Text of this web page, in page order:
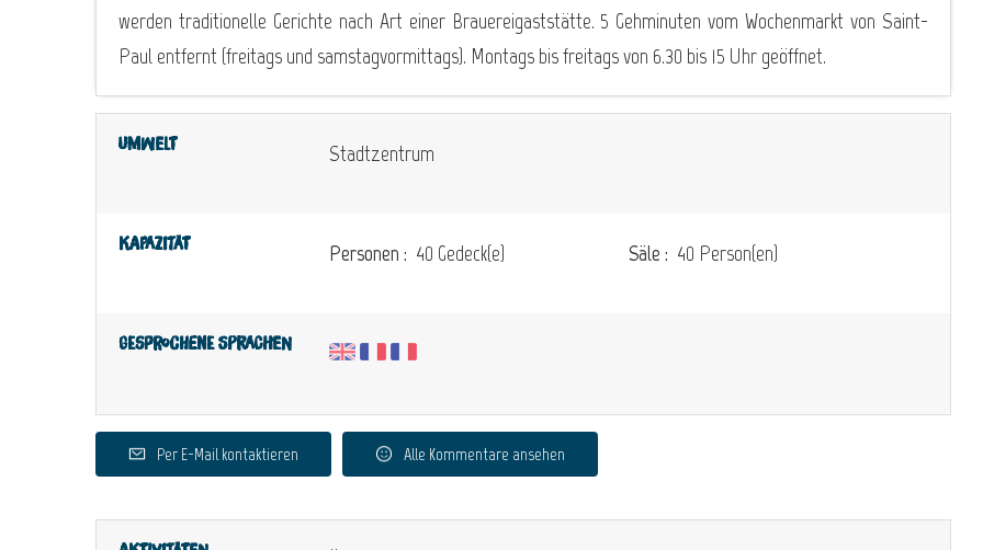
werden traditionelle Gerichte nach Art einer Brauereigaststätte. 5 Gehminuten vom Wochenmarkt von Saint-
Paul entfernt (freitags und samstagvormittags). Montags bis freitags von 6.30 bis 15 Uhr geöffnet.
Umwelt Stadtzentrum
Kapazität Personen : 40 Gedeck(e) Säle : 40 Person(en)
Gesprochene Sprachen
Per E-Mail kontaktieren Alle Kommentare ansehen